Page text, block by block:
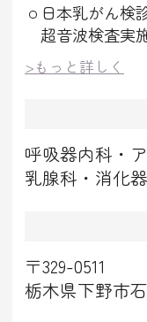
日本乳がん検
超音波検査実
>もっと詳しく
呼吸器内科・
乳腺科・消化
〒329-0511
栃木県下野市